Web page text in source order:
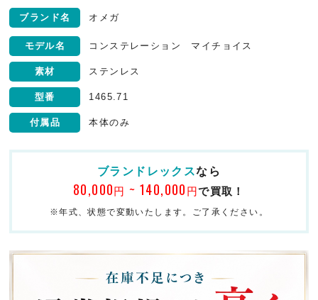
ブランド名 オメガ
モデル名 コンステレーション マイチョイス
素材 ステンレス
型番 1465.71
付属品 本体のみ
ブランドレックスなら
80,000円 ~ 140,000 円で買取！
※年式、状態で変動いたします。ご了承ください。